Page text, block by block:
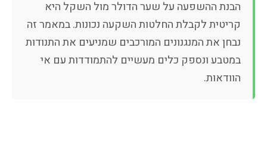
הבנת ההשפעה על שער הדולר מול השקל היא
קריטית לקבלת החלטות השקעה נכונות. במאמר זה
נבחן את המנגנונים המורכבים שמניעים את התנודות
במטבע ונספק כלים מעשיים להתמודדות עם אי
הוודאות.